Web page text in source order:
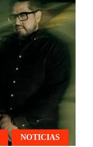
NOTICIAS